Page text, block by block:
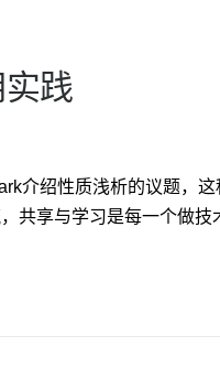
践
介绍性质浅析的议题，
共享与学习是每一个做技